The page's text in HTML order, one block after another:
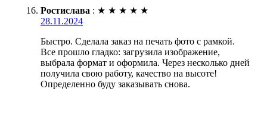
Ростислава : ★ ★ ★ ★ ★
28.11.2024
Быстро. Сделала заказ на печать фото с рамкой.
Все прошло гладко: загрузила изображение,
выбрала формат и оформила. Через несколько дней
получила свою работу, качество на высоте!
Определенно буду заказывать снова.